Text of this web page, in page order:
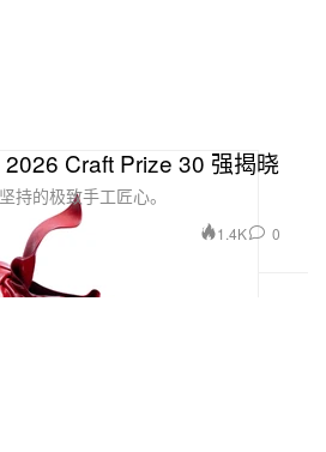
Craft Prize 30 强揭晓
持的极致手工匠心。
1.4K 0